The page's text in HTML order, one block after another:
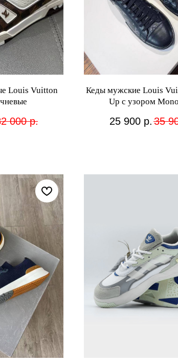
Louis Vuitton
000 р.
Кеды мужские Louis
Up с узором
25 900 р. 35